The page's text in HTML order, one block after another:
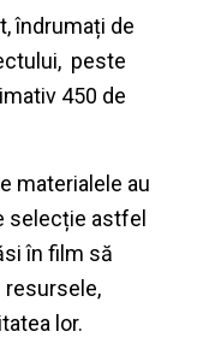
îndrumați de
peste
450 de
materialele au
selecție astfel
în film să
resursele,
lor.